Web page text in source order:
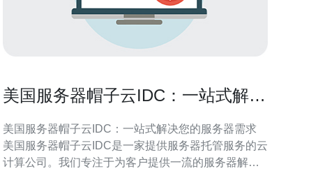
美国服务器帽子云IDC：一站式解决
美国服务器帽子云IDC：一站式解决您的服务器需求
美国服务器帽子云IDC是一家提供服务器托管服务的云
计算公司。我们专注于为客户提供一流的服务器解决